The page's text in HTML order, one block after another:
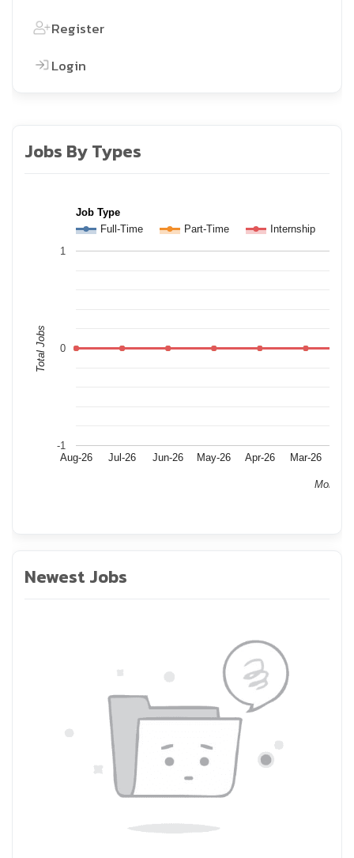
Register
Login
Jobs By Types
Job Type
Full-Time
Part-Time Internship
Aug-26 Jul-26 Jun-26 May-26 Apr-26 Mar-26
-1
0
1
Month
Total Jobs
Newest Jobs